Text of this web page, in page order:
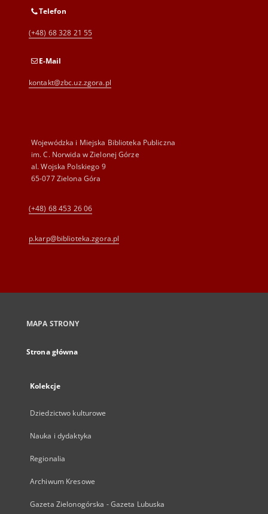
Telefon
(+48) 68 328 21 55
E-Mail
kontakt@zbc.uz.zgora.pl
Wojewódzka i Miejska Biblioteka Publiczna
im. C. Norwida w Zielonej Górze
al. Wojska Polskiego 9
65-077 Zielona Góra
(+48) 68 453 26 06
p.karp@biblioteka.zgora.pl
MAPA STRONY
Strona główna
Kolekcje
Dziedzictwo kulturowe
Nauka i dydaktyka
Regionalia
Archiwum Kresowe
Gazeta Zielonogórska - Gazeta Lubuska